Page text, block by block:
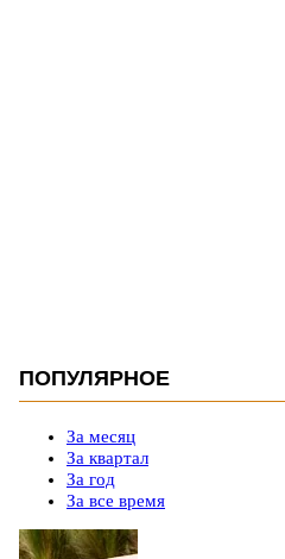
ПОПУЛЯРНОЕ
За месяц
За квартал
За год
За все время